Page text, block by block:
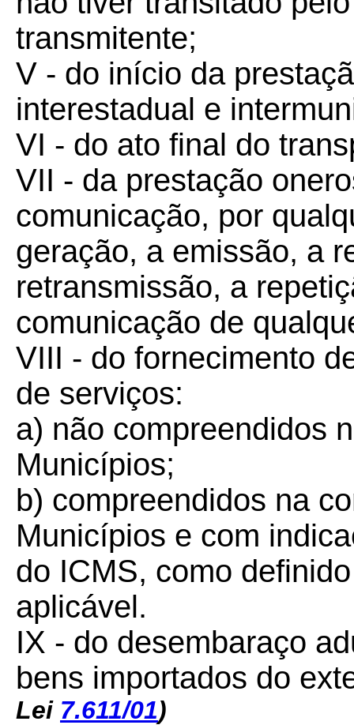
transmitente;
V - do início da
interestadual e
VI - do ato final do
VII - da prestação
comunicação, por
geração, a emissão, a
retransmissão, a
comunicação de
VIII - do fornecimento
de serviços:
a) não compreendidos
Municípios;
b) compreendidos na
Municípios e com
do ICMS, como
aplicável.
IX - do desembaraço
bens importados do
Lei 7.611/01)